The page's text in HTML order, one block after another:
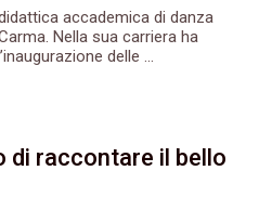
accademica di danza
Nella sua carriera ha
delle ...
di raccontare il bello